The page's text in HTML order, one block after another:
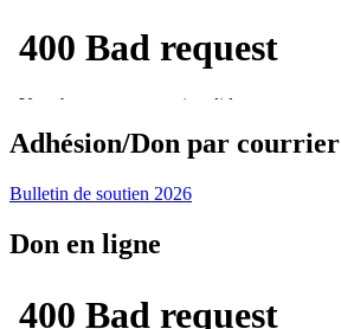
Adhésion/Don par courrier
Bulletin de soutien 2026
Don en ligne